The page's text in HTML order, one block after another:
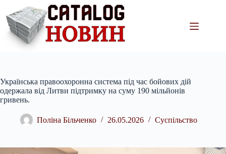
вмісту
Українська правоохоронна система під час бойових дій
одержала від Литви підтримку на суму 190 мільйонів
гривень.
Поліна Більченко 26.05.2026 Суспільство